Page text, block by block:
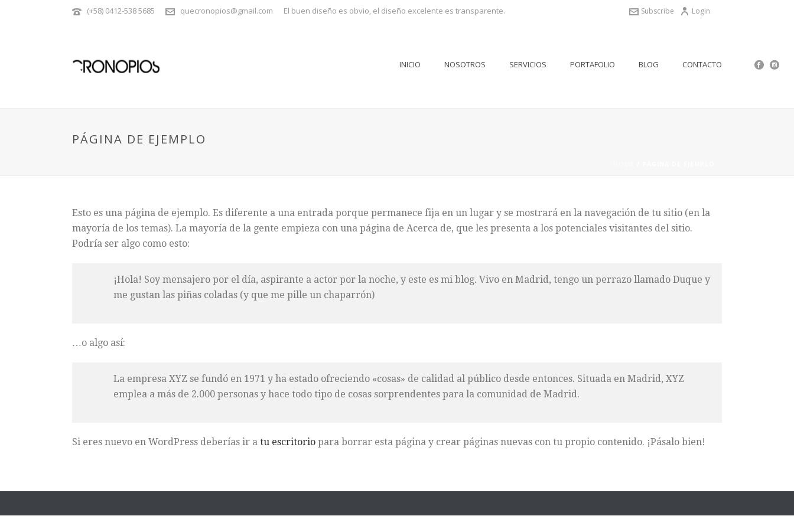
(+58) 0412-538 5685 quecronopios@gmail.com El buen diseño es obvio, el diseño excelente es transparente. Login
Subscribe
INICIO NOSOTROS SERVICIOS PORTAFOLIO BLOG CONTACTO
PÁGINA DE EJEMPLO
Esto es una página de ejemplo. Es diferente a una entrada porque permanece fija en un lugar y se mostrará en la navegación de tu sitio (en la
mayoría de los temas). La mayoría de la gente empieza con una página de Acerca de, que les presenta a los potenciales visitantes del sitio.
Podría ser algo como esto:
¡Hola! Soy mensajero por el día, aspirante a actor por la noche, y este es mi blog. Vivo en Madrid, tengo un perrazo llamado Duque y
me gustan las piñas coladas (y que me pille un chaparrón)
…o algo así:
La empresa XYZ se fundó en 1971 y ha estado ofreciendo «cosas» de calidad al público desde entonces. Situada en Madrid, XYZ
emplea a más de 2.000 personas y hace todo tipo de cosas sorprendentes para la comunidad de Madrid.
Si eres nuevo en WordPress deberías ir a tu escritorio para borrar esta página y crear páginas nuevas con tu propio contenido. ¡Pásalo bien!